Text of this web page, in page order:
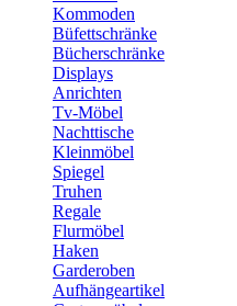
Kommoden
Büfettschränke
Bücherschränke
Displays
Anrichten
Tv-Möbel
Nachttische
Kleinmöbel
Spiegel
Truhen
Regale
Flurmöbel
Haken
Garderoben
Aufhängeartikel